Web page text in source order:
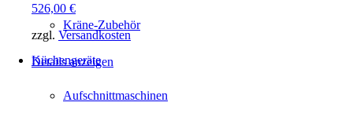
Kräne-Zubehör
Küchengeräte
Aufschnittmaschinen
526,00 €
zzgl. Versandkosten
Details anzeigen